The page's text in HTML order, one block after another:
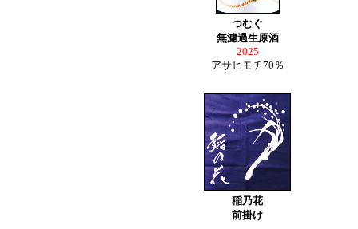
つむぐ
無濾過生原酒
2025
アサヒモチ70％
稲乃花
前掛け